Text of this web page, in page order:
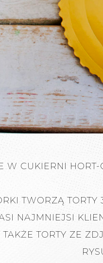
W CUKIERNI
TWORZĄ
NAJMNIEJSI
TAKŻE TORTY ZE